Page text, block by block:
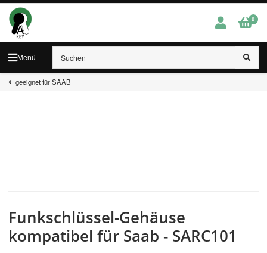
Menü
0
geeignet für SAAB
Funkschlüssel-Gehäuse
kompatibel für Saab - SARC101